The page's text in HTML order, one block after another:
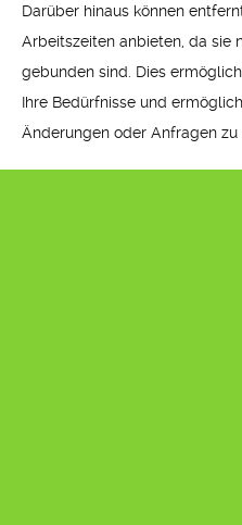
Darüber hinaus können
Arbeitszeiten anbieten, da sie
gebunden sind. Dies
Ihre Bedürfnisse und
Änderungen oder Anfragen zu